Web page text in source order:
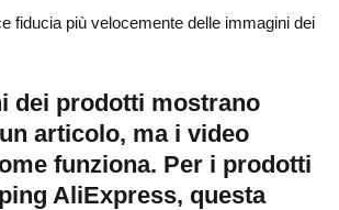
volto nei video YouTube per il
su YouTube per i prodotti di
sono efficaci per il dropshipping?
fiducia più velocemente delle immagini dei
dei prodotti mostrano
articolo, ma i video
funziona. Per i prodotti
AliExpress, questa